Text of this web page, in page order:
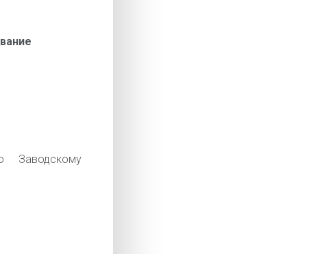
Заводскому